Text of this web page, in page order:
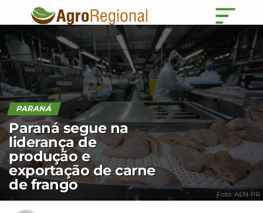
PARANÁ
Paraná segue na
liderança de
produção e
exportação de carne
de frango
Foto: AEN-PR